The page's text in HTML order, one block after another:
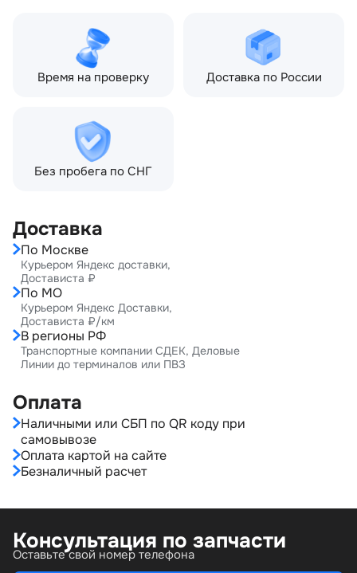
Время на проверку Доставка по России
Без пробега по СНГ
Доставка
По Москве
Курьером Яндекс доставки,
Достависта ₽
По МО
Курьером Яндекс Доставки,
Достависта ₽/км
В регионы РФ
Транспортные компании СДЕК, Деловые
Линии до терминалов или ПВЗ
Оплата
Наличными или СБП по QR коду при
самовывозе
Оплата картой на сайте
Безналичный расчет
Консультация по запчасти
Оставьте свой номер телефона